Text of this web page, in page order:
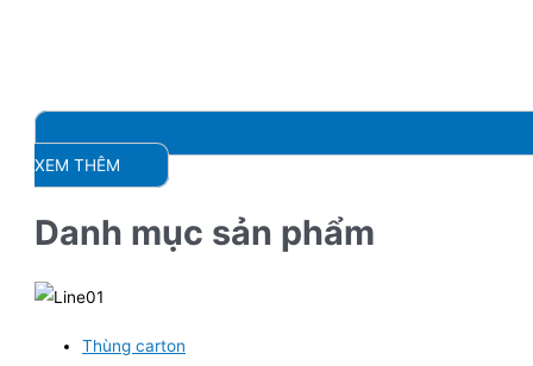
XEM THÊM
Danh mục sản phẩm
Thùng carton